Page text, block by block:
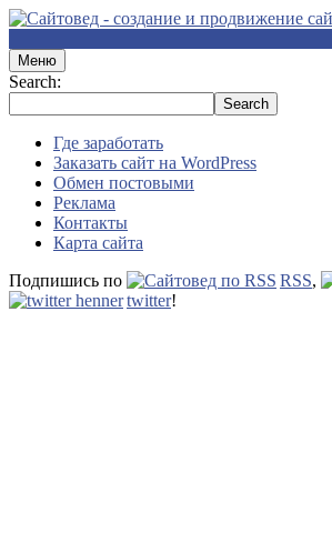
Меню
Search:
Где заработать
Заказать сайт на WordPress
Обмен постовыми
Реклама
Контакты
Карта сайта
Подпишись по
RSS,
twitter!